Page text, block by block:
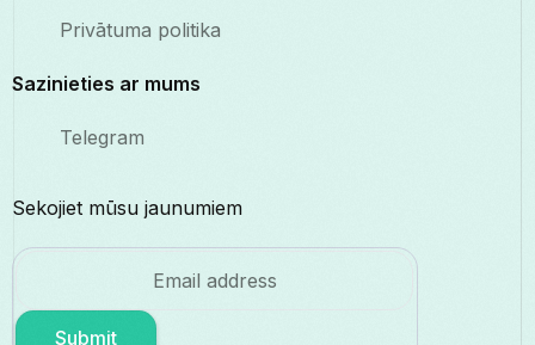
Privātuma politika
Sazinieties ar mums
Telegram
Sekojiet mūsu jaunumiem
Submit